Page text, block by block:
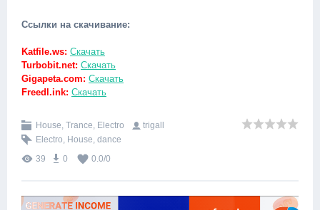
Ссылки на скачивание:
Katfile.ws: Скачать
Turbobit.net: Скачать
Gigapeta.com: Скачать
Freedl.ink: Скачать
House, Trance, Electro
trigall
Electro, House, dance
39
0 0.0/0